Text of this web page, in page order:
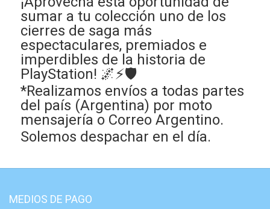
sumar a tu colección uno de los
cierres de saga más
espectaculares, premiados e
imperdibles de la historia de
PlayStation! 🌌⚡🛡️
*Realizamos envíos a todas partes
del país (Argentina) por moto
mensajería o Correo Argentino.
Solemos despachar en el día.
MEDIOS DE PAGO